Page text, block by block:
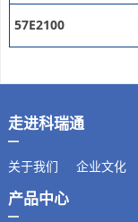
57E2100
走进科瑞通
关于我们 企业文化
产品中心